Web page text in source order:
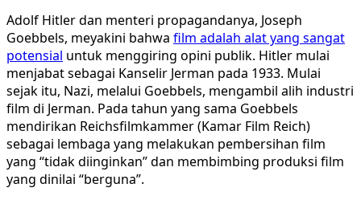
Adolf Hitler dan menteri propagandanya, Joseph
Goebbels, meyakini bahwa film adalah alat yang sangat
potensial untuk menggiring opini publik. Hitler mulai
menjabat sebagai Kanselir Jerman pada 1933. Mulai
sejak itu, Nazi, melalui Goebbels, mengambil alih industri
film di Jerman. Pada tahun yang sama Goebbels
mendirikan Reichsfilmkammer (Kamar Film Reich)
sebagai lembaga yang melakukan pembersihan film
yang “tidak diinginkan” dan membimbing produksi film
yang dinilai “berguna”.